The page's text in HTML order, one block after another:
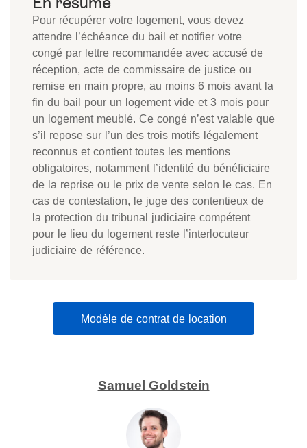
Pour récupérer votre logement, vous devez
attendre l’échéance du bail et notifier votre
congé par lettre recommandée avec accusé de
réception, acte de commissaire de justice ou
remise en main propre, au moins 6 mois avant la
fin du bail pour un logement vide et 3 mois pour
un logement meublé. Ce congé n’est valable que
s’il repose sur l’un des trois motifs légalement
reconnus et contient toutes les mentions
obligatoires, notamment l’identité du bénéficiaire
de la reprise ou le prix de vente selon le cas. En
cas de contestation, le juge des contentieux de
la protection du tribunal judiciaire compétent
pour le lieu du logement reste l’interlocuteur
judiciaire de référence.
Modèle de contrat de location
Samuel Goldstein